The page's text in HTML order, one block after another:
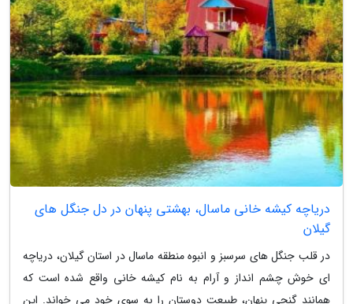
دریاچه کیشه خانی ماسال، بهشتی پنهان در دل جنگل های
گیلان
در قلب جنگل های سرسبز و انبوه منطقه ماسال در استان گیلان، دریاچه
ای خوش چشم انداز و آرام به نام کیشه خانی واقع شده است که
همانند گنجی پنهان، طبیعت دوستان را به سوی خود می خواند. این